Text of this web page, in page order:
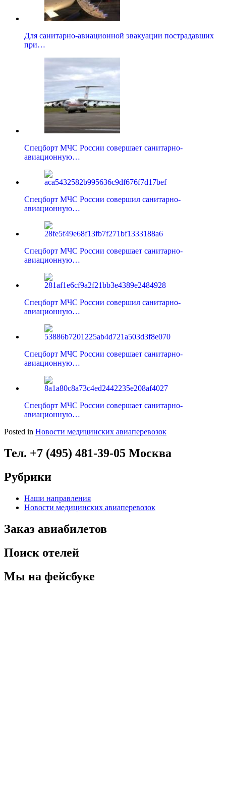
Для санитарно-авиационной эвакуации пострадавших
при…
Спецборт МЧС России совершает санитарно-
авиационную…
Спецборт МЧС России совершил санитарно-
авиационную…
Спецборт МЧС России совершает санитарно-
авиационную…
Спецборт МЧС России совершил санитарно-
авиационную…
Спецборт МЧС России совершает санитарно-
авиационную…
Спецборт МЧС России совершает санитарно-
авиационную…
Posted in Новости медицинских авиаперевозок
Тел. +7 (495) 481-39-05 Москва
Рубрики
Наши направления
Новости медицинских авиаперевозок
Заказ авиабилетов
Поиск отелей
Мы на фейсбуке